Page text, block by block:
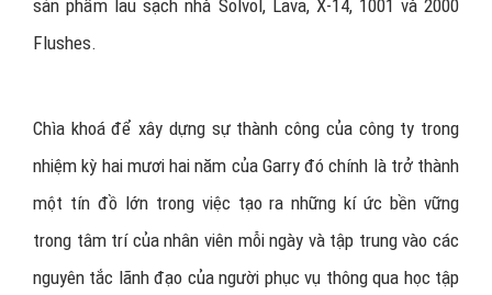
sản phẩm lau sạch nhà Solvol, Lava, X-14, 1001 và 2000
Flushes.
Chìa khoá để xây dựng sự thành công của công ty trong
nhiệm kỳ hai mươi hai năm của Garry đó chính là trở thành
một tín đồ lớn trong việc tạo ra những kí ức bền vững
trong tâm trí của nhân viên mỗi ngày và tập trung vào các
nguyên tắc lãnh đạo của người phục vụ thông qua học tập